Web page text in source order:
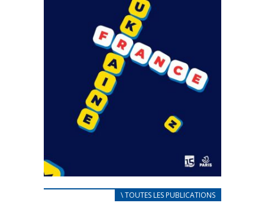
CARNET D’ACCUEIL\ TOUTES LES PUBLICATIONS